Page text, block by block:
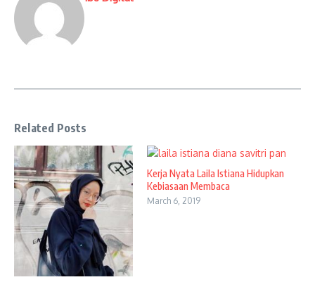
Related Posts
Kerja Nyata Laila Istiana Hidupkan
Kebiasaan Membaca
March 6, 2019